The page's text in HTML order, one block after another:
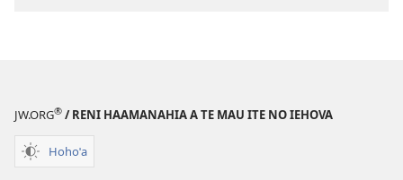
JW.ORG® / RENI HAAMANAHIA A TE MAU ITE NO IEHOVA
Hohoˈa